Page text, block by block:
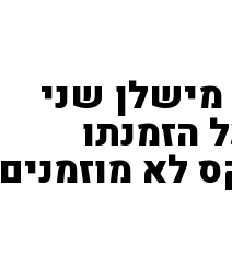
שני
הזמנתו
לא מוזמנים